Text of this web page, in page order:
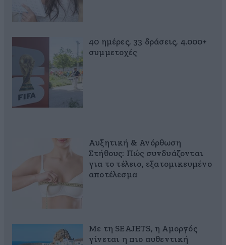
40 ημέρες, 33 δράσεις, 4.000+
συμμετοχές
Αυξητική & Ανόρθωση
Στήθους: Πώς συνδυάζονται
για το τέλειο, εξατομικευμένο
αποτέλεσμα
Με τη SEAJETS, η Αμοργός
γίνεται η πιο αυθεντική